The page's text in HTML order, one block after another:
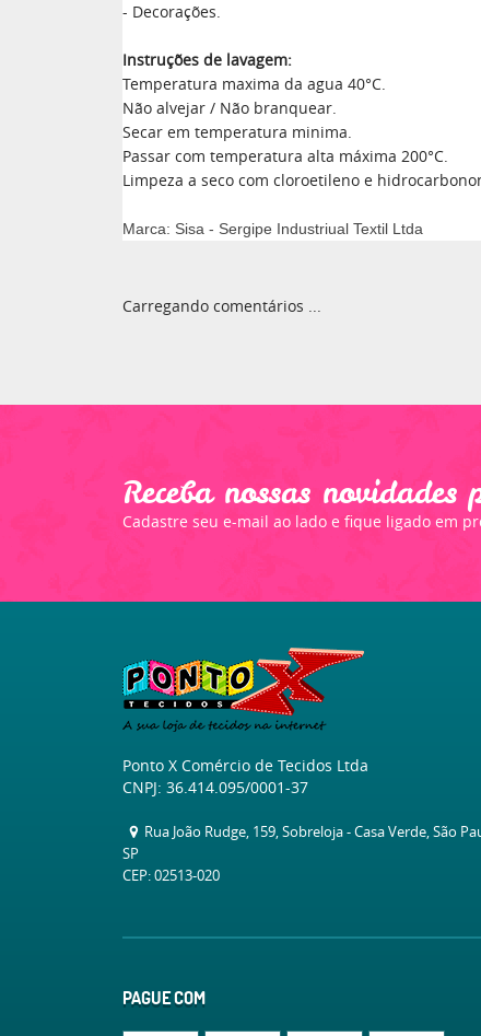
- Decorações.
Instruções de lavagem:
Temperatura maxima da agua 40°C.
Não alvejar / Não branquear.
Secar em temperatura minima.
Passar com temperatura alta máxima 200°C.
Limpeza a seco com cloroetileno e
Marca: Sisa - Sergipe Industriual Textil Ltda
Carregando comentários ...
Receba nossas
Cadastre seu e-mail ao lado e fique ligado em
Ponto X Comércio de Tecidos Ltda
CNPJ: 36.414.095/0001-37
Rua João Rudge, 159, Sobreloja-Casa Verde, São
SP
CEP: 02513-020
PAGUE COM